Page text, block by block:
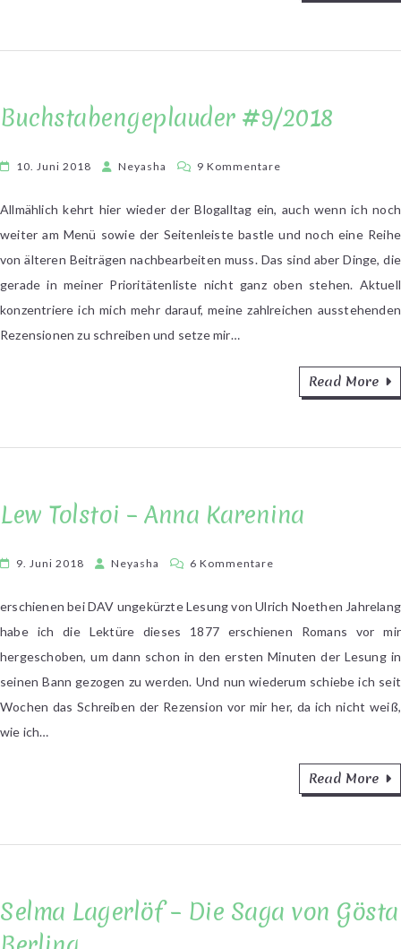
Buchstabengeplauder #9/2018
10. Juni 2018 Neyasha 9 Kommentare
#9/2018
Allmählich kehrt hier wieder der Blogalltag ein, auch wenn ich noch
weiter am Menü sowie der Seitenleiste bastle und noch eine Reihe
von älteren Beiträgen nachbearbeiten muss. Das sind aber Dinge, die
gerade in meiner Prioritätenliste nicht ganz oben stehen. Aktuell
konzentriere ich mich mehr darauf, meine zahlreichen ausstehenden
Rezensionen zu schreiben und setze mir…
Read More
Lew Tolstoi – Anna Karenina
9. Juni 2018 Neyasha 6 Kommentare
Tolstoi
erschienen bei DAV ungekürzte Lesung von Ulrich Noethen Jahrelang
habe ich die Lektüre dieses 1877 erschienen Romans vor mir
hergeschoben, um dann schon in den ersten Minuten der Lesung in
seinen Bann gezogen zu werden. Und nun wiederum schiebe ich seit
Wochen das Schreiben der Rezension vor mir her, da ich nicht weiß,
wie ich…
Read More
Selma Lagerlöf – Die Saga von Gösta